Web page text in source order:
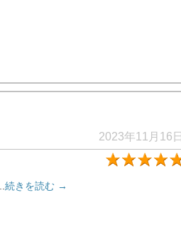
2023年11月16日
続きを読む →